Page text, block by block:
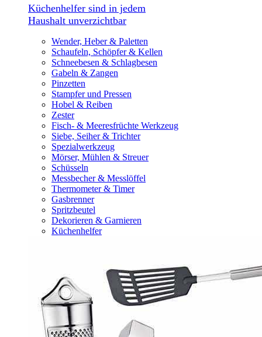
Küchenhelfer sind in jedem
Haushalt unverzichtbar
Wender, Heber & Paletten
Schaufeln, Schöpfer & Kellen
Schneebesen & Schlagbesen
Gabeln & Zangen
Pinzetten
Stampfer und Pressen
Hobel & Reiben
Zester
Fisch- & Meeresfrüchte Werkzeug
Siebe, Seiher & Trichter
Spezialwerkzeug
Mörser, Mühlen & Streuer
Schüsseln
Messbecher & Messlöffel
Thermometer & Timer
Gasbrenner
Spritzbeutel
Dekorieren & Garnieren
Küchenhelfer